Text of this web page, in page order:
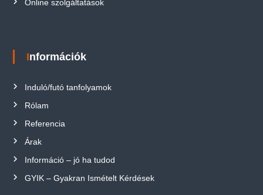
Online szolgáltatások
Információk
Induló/futó tanfolyamok
Rólam
Referencia
Árak
Információ – jó ha tudod
GYIK – Gyakran Ismételt Kérdések